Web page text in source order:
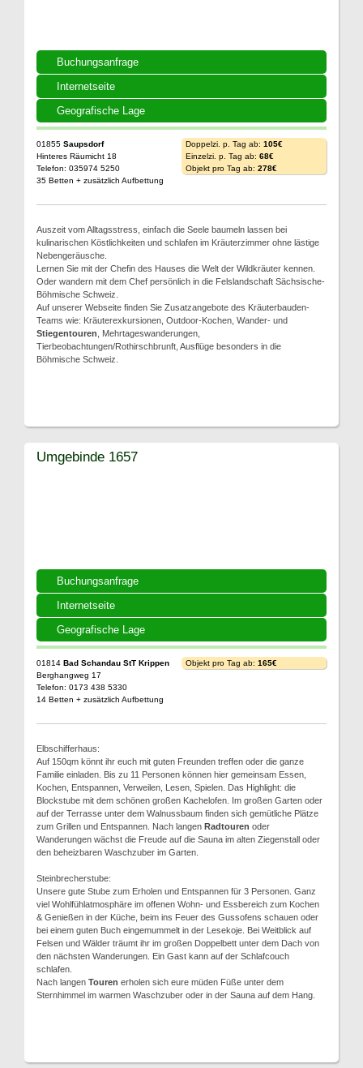
Buchungsanfrage
Internetseite
Geografische Lage
01855 Saupsdorf
Hinteres Räumicht 18
Telefon: 035974 5250
35 Betten + zusätzlich Aufbettung
Doppelzi. p. Tag ab: 105€
Einzelzi. p. Tag ab: 68€
Objekt pro Tag ab: 278€
Auszeit vom Alltagsstress, einfach die Seele baumeln lassen bei
kulinarischen Köstlichkeiten und schlafen im Kräuterzimmer ohne lästige
Nebengeräusche.
Lernen Sie mit der Chefin des Hauses die Welt der Wildkräuter kennen.
Oder wandern mit dem Chef persönlich in die Felslandschaft Sächsische-
Böhmische Schweiz.
Auf unserer Webseite finden Sie Zusatzangebote des Kräuterbauden-
Teams wie: Kräuterexkursionen, Outdoor-Kochen, Wander- und
Stiegentouren , Mehrtageswanderungen,
Tierbeobachtungen/Rothirschbrunft, Ausflüge besonders in die
Böhmische Schweiz.
Buchungsanfrage
Internetseite
Geografische Lage
Umgebinde 1657
01814 Bad Schandau StT Krippen
Berghangweg 17
Telefon: 0173 438 5330
14 Betten + zusätzlich Aufbettung
Objekt pro Tag ab: 165€
Elbschifferhaus:
Auf 150qm könnt ihr euch mit guten Freunden treffen oder die ganze
Familie einladen. Bis zu 11 Personen können hier gemeinsam Essen,
Kochen, Entspannen, Verweilen, Lesen, Spielen. Das Highlight: die
Blockstube mit dem schönen großen Kachelofen. Im großen Garten oder
auf der Terrasse unter dem Walnussbaum finden sich gemütliche Plätze
zum Grillen und Entspannen. Nach langen Radtouren oder
Wanderungen wächst die Freude auf die Sauna im alten Ziegenstall oder
den beheizbaren Waschzuber im Garten.
Steinbrecherstube:
Unsere gute Stube zum Erholen und Entspannen für 3 Personen. Ganz
viel Wohlfühlatmosphäre im offenen Wohn- und Essbereich zum Kochen
& Genießen in der Küche, beim ins Feuer des Gussofens schauen oder
bei einem guten Buch eingemummelt in der Lesekoje. Bei Weitblick auf
Felsen und Wälder träumt ihr im großen Doppelbett unter dem Dach von
den nächsten Wanderungen. Ein Gast kann auf der Schlafcouch
schlafen.
Nach langen Touren erholen sich eure müden Füße unter dem
Sternhimmel im warmen Waschzuber oder in der Sauna auf dem Hang.